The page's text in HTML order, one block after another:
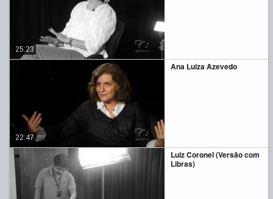
25:23
Ana Luiza Azevedo
22:47
Luiz Coronel (Versão com
Libras)